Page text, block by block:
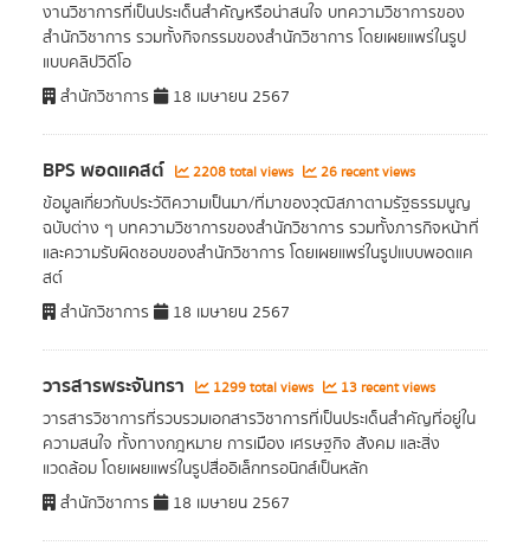
งานวิชาการที่เป็นประเด็นสำคัญหรือน่าสนใจ บทความวิชาการของ
สำนักวิชาการ รวมทั้งกิจกรรมของสำนักวิชาการ โดยเผยแพร่ในรูป
แบบคลิปวิดีโอ
สำนักวิชาการ
18 เมษายน 2567
BPS พอดแคสต์ 2208 total views 26 recent views
ข้อมูลเกี่ยวกับประวัติความเป็นมา/ที่มาของวุฒิสภาตามรัฐธรรมนูญ
ฉบับต่าง ๆ บทความวิชาการของสำนักวิชาการ รวมทั้งภารกิจหน้าที่
และความรับผิดชอบของสำนักวิชาการ โดยเผยแพร่ในรูปแบบพอดแค
สต์
สำนักวิชาการ
18 เมษายน 2567
วารสารพระจันทรา 1299 total views 13 recent views
วารสารวิชาการที่รวบรวมเอกสารวิชาการที่เป็นประเด็นสำคัญที่อยู่ใน
ความสนใจ ทั้งทางกฎหมาย การเมือง เศรษฐกิจ สังคม และสิ่ง
แวดล้อม โดยเผยแพร่ในรูปสื่ออิเล็กทรอนิกส์เป็นหลัก
สำนักวิชาการ
18 เมษายน 2567